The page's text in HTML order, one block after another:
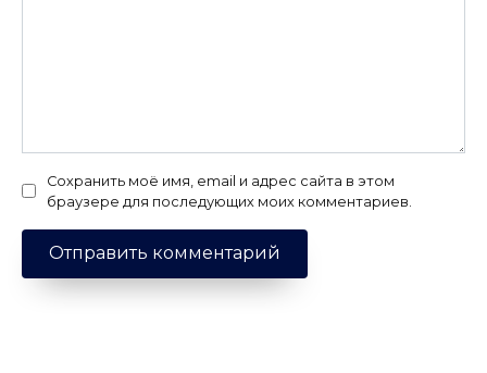
Сохранить моё имя, email и адрес сайта в этом
браузере для последующих моих комментариев.